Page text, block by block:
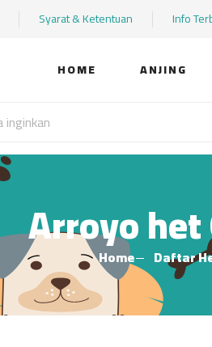
Syarat & Ketentuan Info
HOME ANJING
Arroyo het
Home Daftar